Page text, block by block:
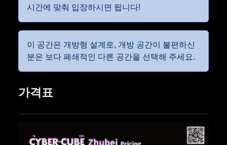
시간에 맞춰 입장하시면 됩니다!
이 공간은 개방형 설계로, 개방 공간이 불편하신
분은 보다 폐쇄적인 다른 공간을 선택해 주세요.
가격표